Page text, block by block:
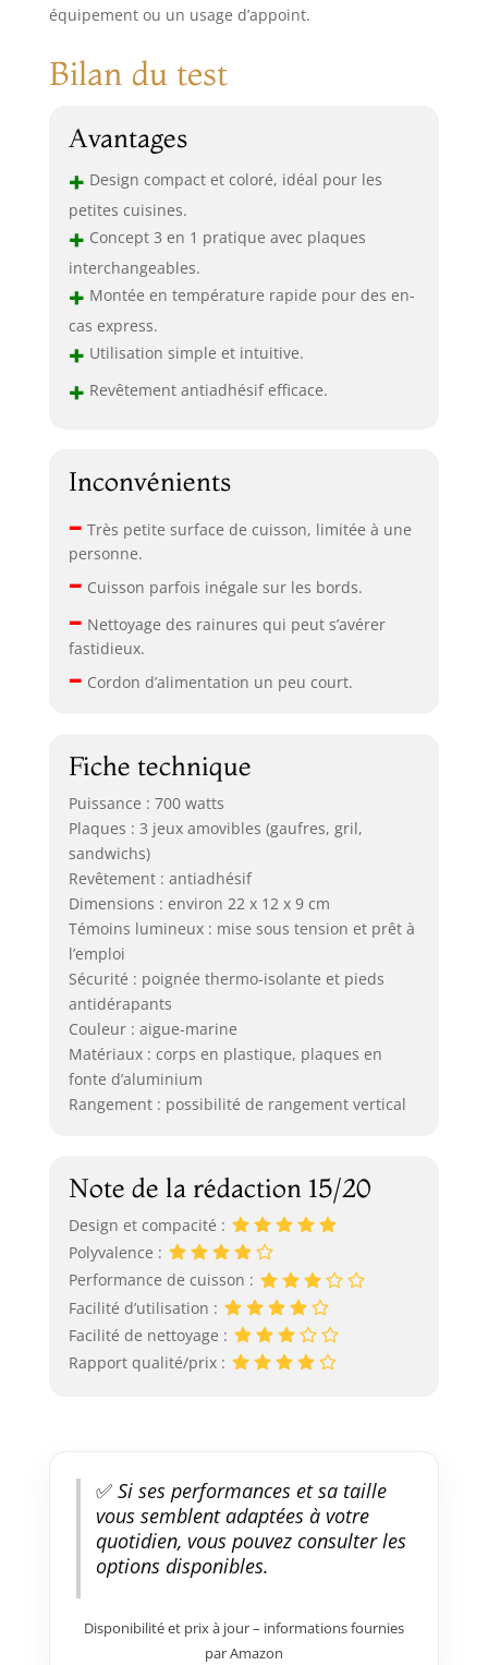
équipement ou un usage d’appoint.
Bilan du test
Avantages
+ Design compact et coloré, idéal pour les
petites cuisines.
+ Concept 3 en 1 pratique avec plaques
interchangeables.
+ Montée en température rapide pour des en-
cas express.
+ Utilisation simple et intuitive.
+ Revêtement antiadhésif efficace.
Inconvénients
– Très petite surface de cuisson, limitée à une
personne.
– Cuisson parfois inégale sur les bords.
– Nettoyage des rainures qui peut s’avérer
fastidieux.
– Cordon d’alimentation un peu court.
Fiche technique
Puissance : 700 watts
Plaques : 3 jeux amovibles (gaufres, gril,
sandwichs)
Revêtement : antiadhésif
Dimensions : environ 22 x 12 x 9 cm
Témoins lumineux : mise sous tension et prêt à
l’emploi
Sécurité : poignée thermo-isolante et pieds
antidérapants
Couleur : aigue-marine
Matériaux : corps en plastique, plaques en
fonte d’aluminium
Rangement : possibilité de rangement vertical
Note de la rédaction 15/20
Design et compacité :
Polyvalence :
Performance de cuisson :
Facilité d’utilisation :
Facilité de nettoyage :
Rapport qualité/prix :
✅Si ses performances et sa taille
vous semblent adaptées à votre
quotidien, vous pouvez consulter les
options disponibles.
Disponibilité et prix à jour – informations fournies
par Amazon